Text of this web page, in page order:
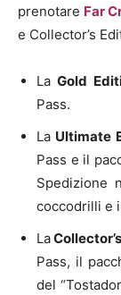
prenotare Far
e Collector’s
La Gold
Pass.
La Ultimate
Pass e il
Spedizione
coccodrilli e
La
Pass, il
del